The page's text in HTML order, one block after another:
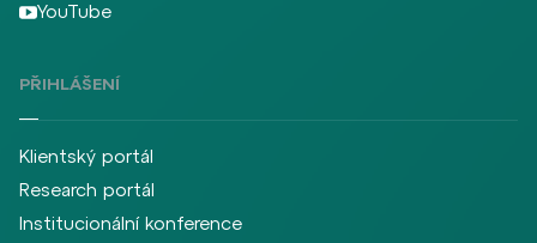
YouTube
PŘIHLÁŠENÍ
Klientský portál
Research portál
Institucionální konference